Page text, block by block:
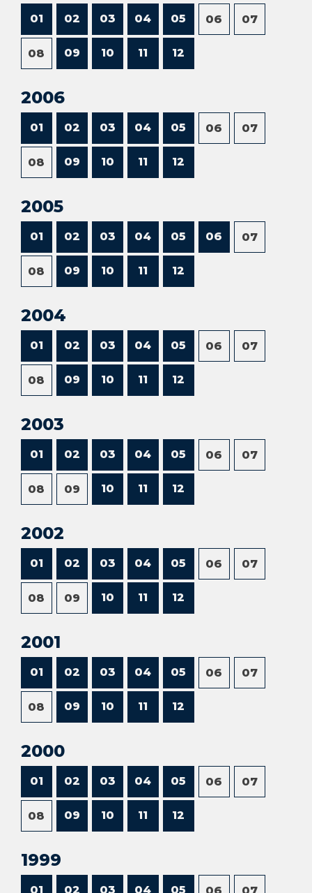
01 02 03 04 05 06 07
08 09 10 11 12
2006
01 02 03 04 05 06 07
08 09 10 11 12
2005
01 02 03 04 05 06 07
08 09 10 11 12
2004
01 02 03 04 05 06 07
08 09 10 11 12
2003
01 02 03 04 05 06 07
08 09 10 11 12
2002
01 02 03 04 05 06 07
08 09 10 11 12
2001
01 02 03 04 05 06 07
08 09 10 11 12
2000
01 02 03 04 05 06 07
08 09 10 11 12
1999
01 02 03 04 05